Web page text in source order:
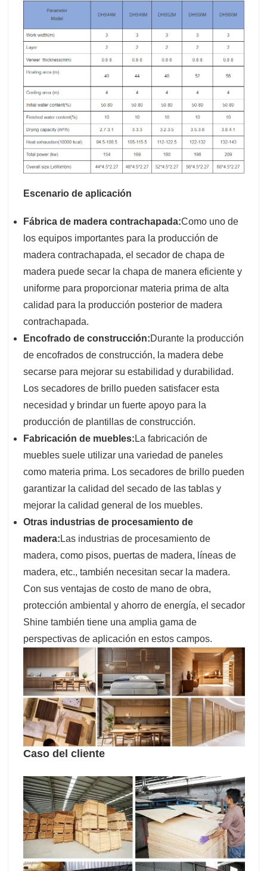
Escenario de aplicación
Fábrica de madera contrachapada:Como uno de
los equipos importantes para la producción de
madera contrachapada, el secador de chapa de
madera puede secar la chapa de manera eficiente y
uniforme para proporcionar materia prima de alta
calidad para la producción posterior de madera
contrachapada.
Encofrado de construcción:Durante la producción
de encofrados de construcción, la madera debe
secarse para mejorar su estabilidad y durabilidad.
Los secadores de brillo pueden satisfacer esta
necesidad y brindar un fuerte apoyo para la
producción de plantillas de construcción.
Fabricación de muebles: La fabricación de
muebles suele utilizar una variedad de paneles
como materia prima. Los secadores de brillo pueden
garantizar la calidad del secado de las tablas y
mejorar la calidad general de los muebles.
Otras industrias de procesamiento de
madera: Las industrias de procesamiento de
madera, como pisos, puertas de madera, líneas de
madera, etc., también necesitan secar la madera.
Con sus ventajas de costo de mano de obra,
protección ambiental y ahorro de energía, el secador
Shine también tiene una amplia gama de
perspectivas de aplicación en estos campos.
Caso del cliente